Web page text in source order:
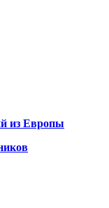
из Европы